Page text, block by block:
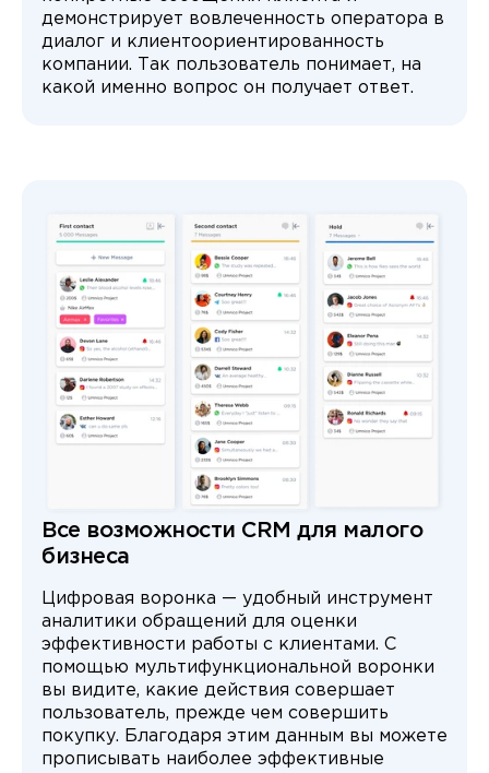
демонстрирует вовлеченность оператора в
диалог и клиентоориентированность
компании. Так пользователь понимает, на
какой именно вопрос он получает ответ.
Все возможности CRM для малого
бизнеса
Цифровая воронка — удобный инструмент
аналитики обращений для оценки
эффективности работы с клиентами. С
помощью мультифункциональной воронки
вы видите, какие действия совершает
пользователь, прежде чем совершить
покупку. Благодаря этим данным вы можете
прописывать наиболее эффективные